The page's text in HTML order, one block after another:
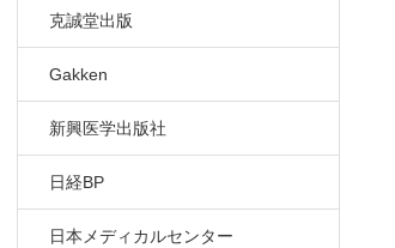
克誠堂出版
Gakken
新興医学出版社
日経BP
日本メディカルセンター